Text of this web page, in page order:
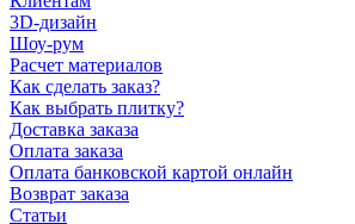
3D-дизайн
Шоу-рум
Расчет материалов
Как сделать заказ?
Как выбрать плитку?
Доставка заказа
Оплата заказа
Оплата банковской картой онлайн
Возврат заказа
Статьи